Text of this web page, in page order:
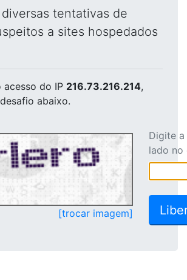
tentativas de
a sites hospedados
acesso do IP 216.73.216.214,
abaixo.
[trocar imagem]
Digite
lado no